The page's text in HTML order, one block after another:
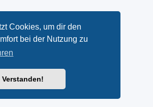
Cookies, um dir den
bei der Nutzung zu
Verstanden!